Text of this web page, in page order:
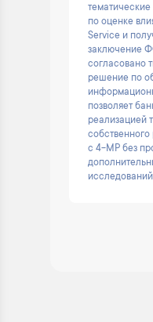
по оценке
Service и
заключение
согласовано
решение по
позволяет
реализацией
собственного
с 4-МР без